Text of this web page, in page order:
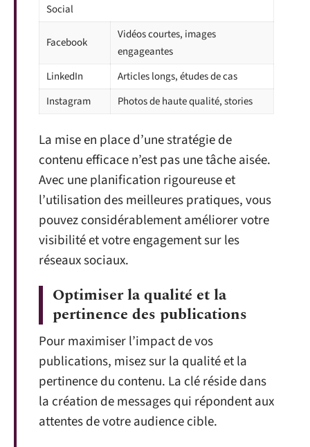
Social
Facebook
Vidéos courtes, images
engageantes
LinkedIn
Articles longs, études de cas
Instagram
Photos de haute qualité, stories
La mise en place d’une stratégie de
contenu efficace n’est pas une tâche aisée.
Avec une planification rigoureuse et
l’utilisation des meilleures pratiques, vous
pouvez considérablement améliorer votre
visibilité et votre engagement sur les
réseaux sociaux.
Optimiser la qualité et la
pertinence des publications
Pour maximiser l’impact de vos
publications, misez sur la qualité et la
pertinence du contenu. La clé réside dans
la création de messages qui répondent aux
attentes de votre audience cible.